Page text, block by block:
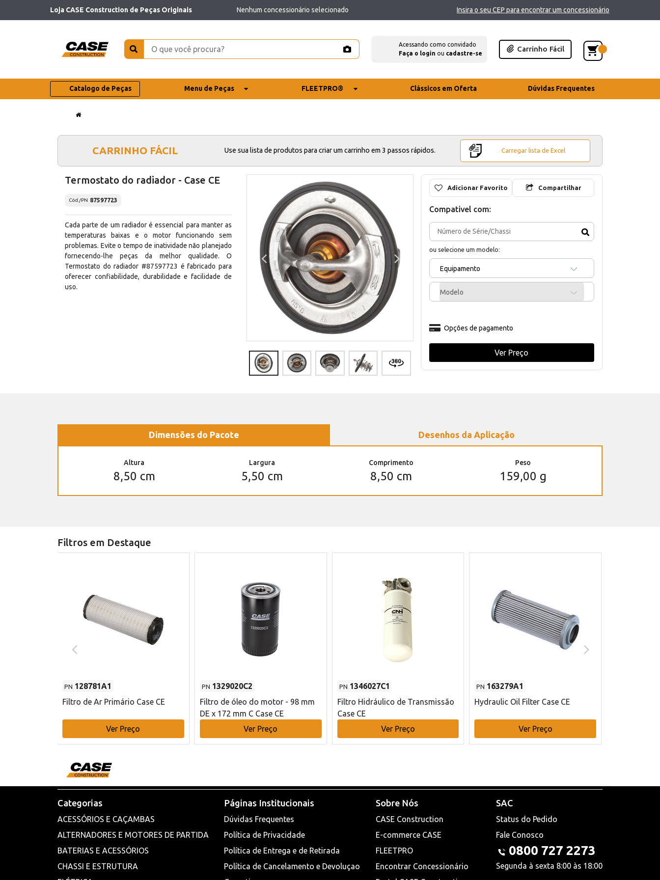
Loja CASE Construction de Peças Originais Nenhum concessionário selecionado Insira o seu CEP para encontrar um concessionário
Acessando como convidado
Faça o login ou cadastre-se
Carrinho Fácil
Catalogo de Peças Menu de Peças FLEETPRO® Clássicos em Oferta Dúvidas Frequentes
CARRINHO FÁCIL Use sua lista de produtos para criar um carrinho em 3 passos rápidos. Carregar lista de Excel
Termostato do radiador - Case CE
Cód./PN 87597723
Cada parte de um radiador é essencial para manter as
temperaturas baixas e o motor funcionando sem
problemas. Evite o tempo de inatividade não planejado
fornecendo-lhe peças da melhor qualidade. O
Termostato do radiador #87597723 é fabricado para
oferecer confiabilidade, durabilidade e facilidade de
uso.
Adicionar Favorito Compartilhar
Compativel com:
ou selecione um modelo:
Equipamento
Modelo
Opções de pagamento
Ver Preço
Dimensões do Pacote Desenhos da Aplicação
Altura
8,50 cm
Largura
5,50 cm
Comprimento
8,50 cm
Peso
159,00 g
Filtros em Destaque
PN 128781A1
Filtro de Ar Primário Case CE
Ver Preço
PN 1329020C2
Filtro de óleo do motor - 98 mm
DE x 172 mm C Case CE
Ver Preço
PN 1346027C1
Filtro Hidráulico de Transmissão
Case CE
Ver Preço
PN 163279A1
Hydraulic Oil Filter Case CE
Ver Preço
Categorias
ACESSÓRIOS E CAÇAMBAS
ALTERNADORES E MOTORES DE PARTIDA
BATERIAS E ACESSÓRIOS
CHASSI E ESTRUTURA
Páginas Institucionais
Dúvidas Frequentes
Política de Privacidade
Política de Entrega e de Retirada
Política de Cancelamento e Devoluçao
Sobre Nós
CASE Construction
E-commerce CASE
FLEETPRO
Encontrar Concessionário
SAC
Status do Pedido
Fale Conosco
0800 727 2273
Segunda à sexta 8:00 às 18:00